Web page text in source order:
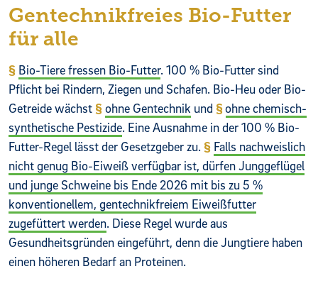
Gentechnikfreies Bio-Futter
für alle
Bio-Tiere fressen Bio-Futter. 100 % Bio-Futter sind
Pflicht bei Rindern, Ziegen und Schafen. Bio-Heu oder Bio-
Getreide wächst
ohne Gentechnik und
ohne chemisch-
synthetische Pestizide. Eine Ausnahme in der 100 % Bio-
Futter-Regel lässt der Gesetzgeber zu.
Falls nachweislich
nicht genug Bio-Eiweiß verfügbar ist, dürfen Junggeflügel
und junge Schweine bis Ende 2026 mit bis zu 5 %
konventionellem, gentechnikfreiem Eiweißfutter
zugefüttert werden. Diese Regel wurde aus
Gesundheitsgründen eingeführt, denn die Jungtiere haben
einen höheren Bedarf an Proteinen.